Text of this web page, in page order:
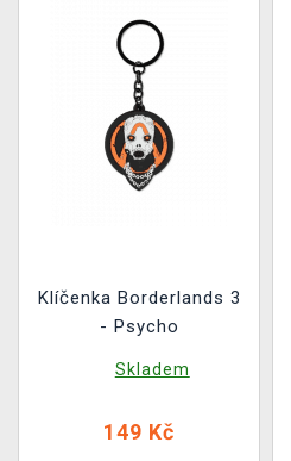
Klíčenka Borderlands 3
- Psycho
Skladem
149 Kč